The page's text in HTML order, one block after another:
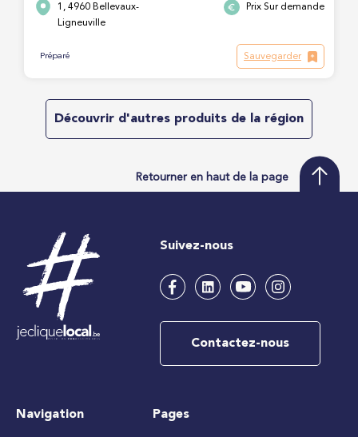
1, 4960 Bellevaux-
Ligneuville
Prix Sur demande
Préparé Sauvegarder
Découvrir d'autres produits de la région
Retourner en haut de la page
Suivez-nous
Contactez-nous
Navigation Pages